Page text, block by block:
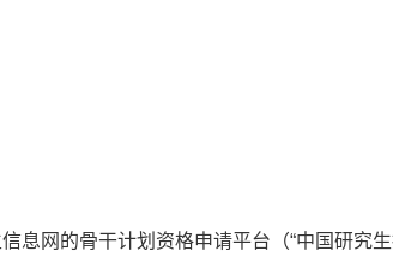
息网的骨干计划资格申请平台（“中国研究